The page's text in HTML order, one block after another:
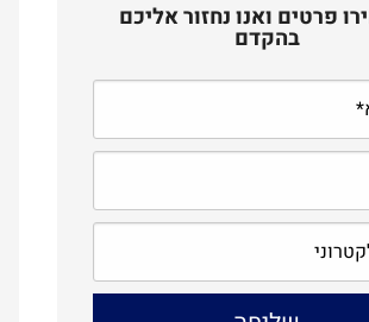
פרטים ואנו נחזור אליכם
בהקדם